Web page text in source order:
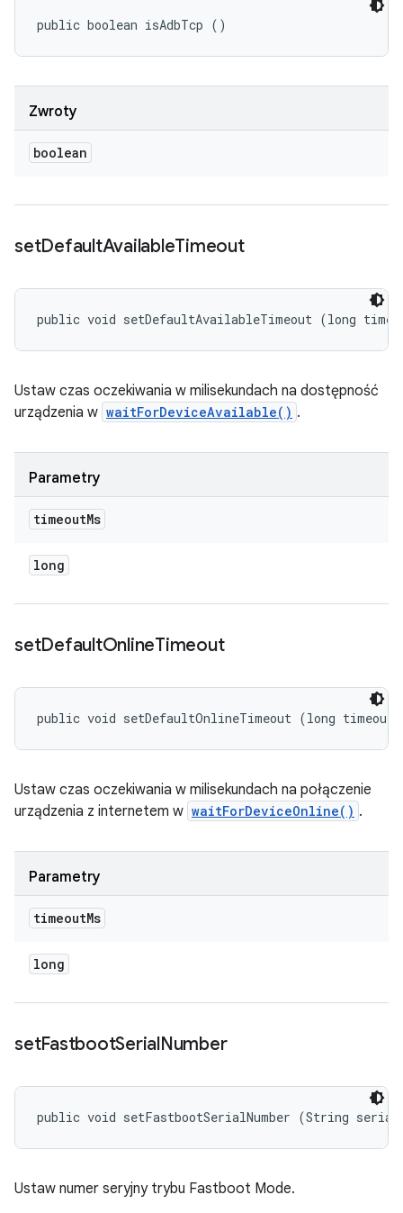
public boolean isAdbTcp ()
Zwroty
boolean
setDefaultAvailableTimeout
public void setDefaultAvailableTimeout (long
Ustaw czas oczekiwania w milisekundach na dostępność
urządzenia w waitForDeviceAvailable() .
Parametry
timeoutMs
long
setDefaultOnlineTimeout
public void setDefaultOnlineTimeout (long
Ustaw czas oczekiwania w milisekundach na połączenie
urządzenia z internetem w waitForDeviceOnline() .
Parametry
timeoutMs
long
setFastbootSerialNumber
public void setFastbootSerialNumber (String
Ustaw numer seryjny trybu Fastboot Mode.